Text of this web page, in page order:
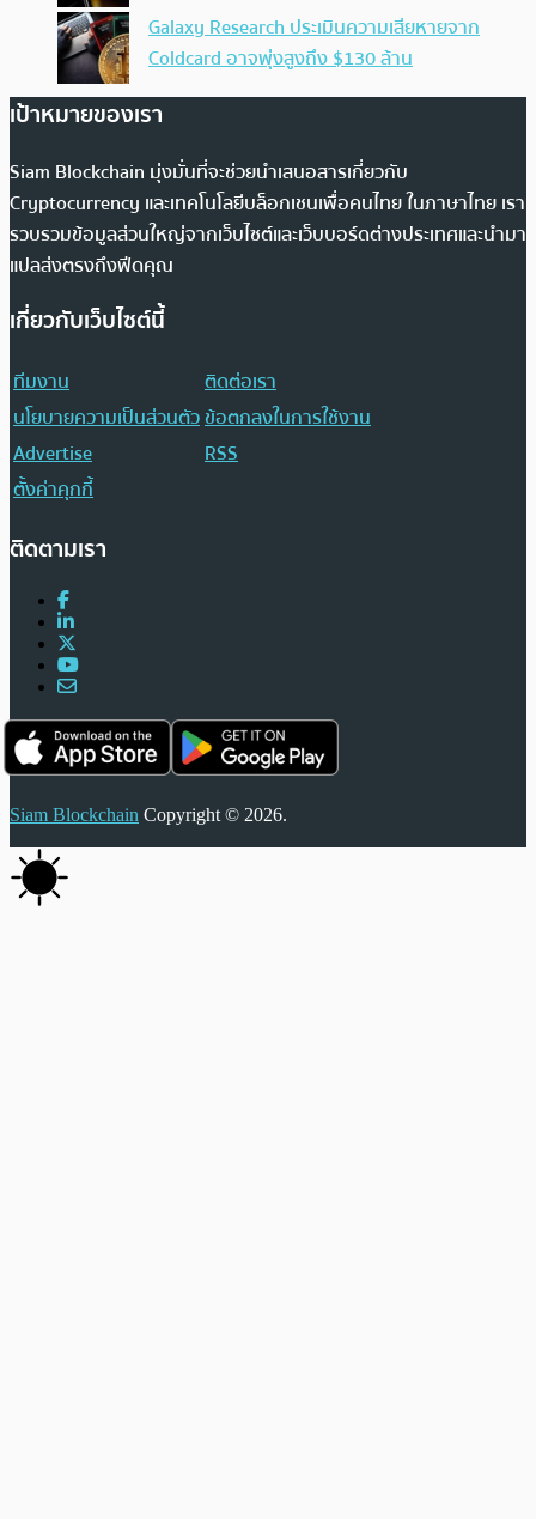
Galaxy Research ประเมินความเสียหายจาก
Coldcard อาจพุ่งสูงถึง $130 ล้าน
เป้าหมายของเรา
Siam Blockchain มุ่งมั่นที่จะช่วยนำเสนอสารเกี่ยวกับ
Cryptocurrency และเทคโนโลยีบล็อกเชนเพื่อคนไทย ในภาษาไทย เรา
รวบรวมข้อมูลส่วนใหญ่จากเว็บไซต์และเว็บบอร์ดต่างประเทศและนำมา
แปลส่งตรงถึงฟีดคุณ
เกี่ยวกับเว็บไซต์นี้
ทีมงาน
ติดต่อเรา
นโยบายความเป็นส่วนตัวข้อตกลงในการใช้งาน
Advertise
RSS
ตั้งค่าคุกกี้
ติดตามเรา
Siam Blockchain Copyright © 2026.